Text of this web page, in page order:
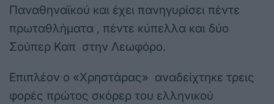
Παναθηναϊκού και έχει πανηγυρίσει πέντε
πρωταθλήματα , πέντε κύπελλα και δύο
Σούπερ Καπ στην Λεωφόρο.
Επιπλέον ο «Χρηστάρας» αναδείχτηκε τρεις
φορές πρώτος σκόρερ του ελληνικού